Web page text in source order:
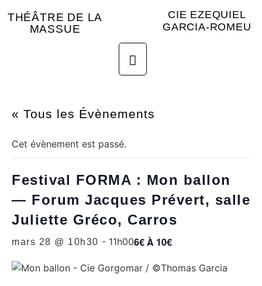
THÉÂTRE DE LA
MASSUE
CIE EZEQUIEL
GARCIA-ROMEU
« Tous les Évènements
Cet évènement est passé.
Festival FORMA : Mon ballon
— Forum Jacques Prévert, salle
Juliette Gréco, Carros
mars 28 @ 10h30 - 11h006€ À 10€